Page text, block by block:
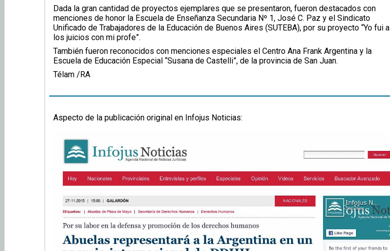
Dada la gran cantidad de proyectos ejemplares que se presentaron, fueron destacados con
menciones de honor la Escuela de Enseñanza Secundaria Nº 1, José C. Paz y el Sindicato
Unificado de Trabajadores de la Educación de Buenos Aires (SUTEBA), por su proyecto “Yo fui a
los juicios con mi profe”.
También fueron reconocidos con menciones especiales el Centro Ana Frank Argentina y la
Escuela de Educación Especial “Susana de Castelli”, de la provincia de San Juan.
Télam /RA
Aspecto de la publicación original en Infojus Noticias: